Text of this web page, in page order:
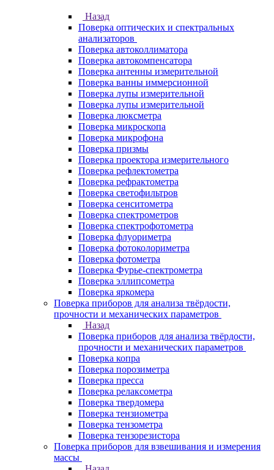
Назад
Поверка оптических и спектральных
анализаторов
Поверка автоколлиматора
Поверка автокомпенсатора
Поверка антенны измерительной
Поверка ванны иммерсионной
Поверка лупы измерительной
Поверка лупы измерительной
Поверка люксметра
Поверка микроскопа
Поверка микрофона
Поверка призмы
Поверка проектора измерительного
Поверка рефлектометра
Поверка рефрактометра
Поверка светофильтров
Поверка сенситометра
Поверка спектрометров
Поверка спектрофотометра
Поверка флуориметра
Поверка фотоколориметра
Поверка фотометра
Поверка Фурье-спектрометра
Поверка эллипсометра
Поверка яркомера
Поверка приборов для анализа твёрдости,
прочности и механических параметров
Назад
Поверка приборов для анализа твёрдости,
прочности и механических параметров
Поверка копра
Поверка порозиметра
Поверка пресса
Поверка релаксометра
Поверка твердомера
Поверка тензиометра
Поверка тензометра
Поверка тензорезистора
Поверка приборов для взвешивания и измерения
массы